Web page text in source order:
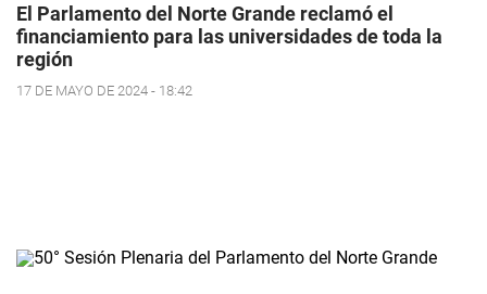
El Parlamento del Norte Grande reclamó el
financiamiento para las universidades de toda la
región
17 DE MAYO DE 2024 - 18:42